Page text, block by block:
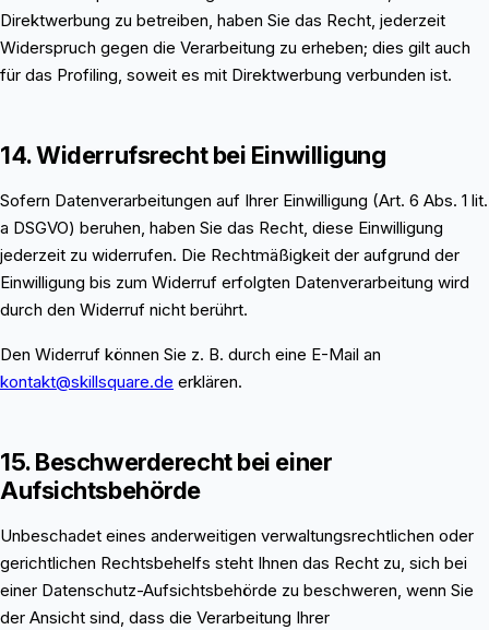
Direktwerbung zu betreiben, haben Sie das Recht, jederzeit
Widerspruch gegen die Verarbeitung zu erheben; dies gilt auch
für das Profiling, soweit es mit Direktwerbung verbunden ist.
14. Widerrufsrecht bei Einwilligung
Sofern Datenverarbeitungen auf Ihrer Einwilligung (Art. 6 Abs. 1 lit.
a DSGVO) beruhen, haben Sie das Recht, diese Einwilligung
jederzeit zu widerrufen. Die Rechtmäßigkeit der aufgrund der
Einwilligung bis zum Widerruf erfolgten Datenverarbeitung wird
durch den Widerruf nicht berührt.
Den Widerruf können Sie z. B. durch eine E-Mail an
kontakt@skillsquare.de erklären.
15. Beschwerderecht bei einer
Aufsichtsbehörde
Unbeschadet eines anderweitigen verwaltungsrechtlichen oder
gerichtlichen Rechtsbehelfs steht Ihnen das Recht zu, sich bei
einer Datenschutz-Aufsichtsbehörde zu beschweren, wenn Sie
der Ansicht sind, dass die Verarbeitung Ihrer